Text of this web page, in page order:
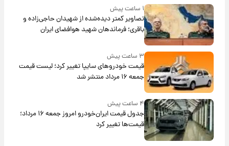
۱ ساعت پیش
تصاویر کمتر دیده‌شده از شهیدان حاجی‌زاده و
باقری؛ فرماندهان شهید هوافضای ایران
۳ ساعت پیش
قیمت خودروهای سایپا تغییر کرد؛ لیست قیمت
جمعه ۱۶ مرداد منتشر شد
۴ ساعت پیش
جدول قیمت ایران‌خودرو امروز جمعه ۱۶ مرداد؛
قیمت‌ها تغییر کرد